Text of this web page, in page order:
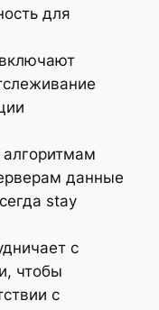
для
данные
stay
с
чтобы
с